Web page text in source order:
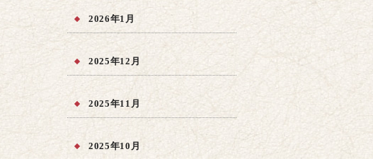
2026年1月
2025年12月
2025年11月
2025年10月